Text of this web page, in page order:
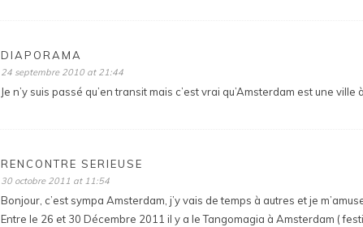
DIAPORAMA
24 septembre 2010 at 21:44
Je n’y suis passé qu’en transit mais c’est vrai qu’Amsterdam est une ville
RENCONTRE SERIEUSE
30 octobre 2011 at 11:54
Bonjour, c’est sympa Amsterdam, j’y vais de temps à autres et je
Entre le 26 et 30 Décembre 2011 il y a le Tangomagia à Amsterdam (